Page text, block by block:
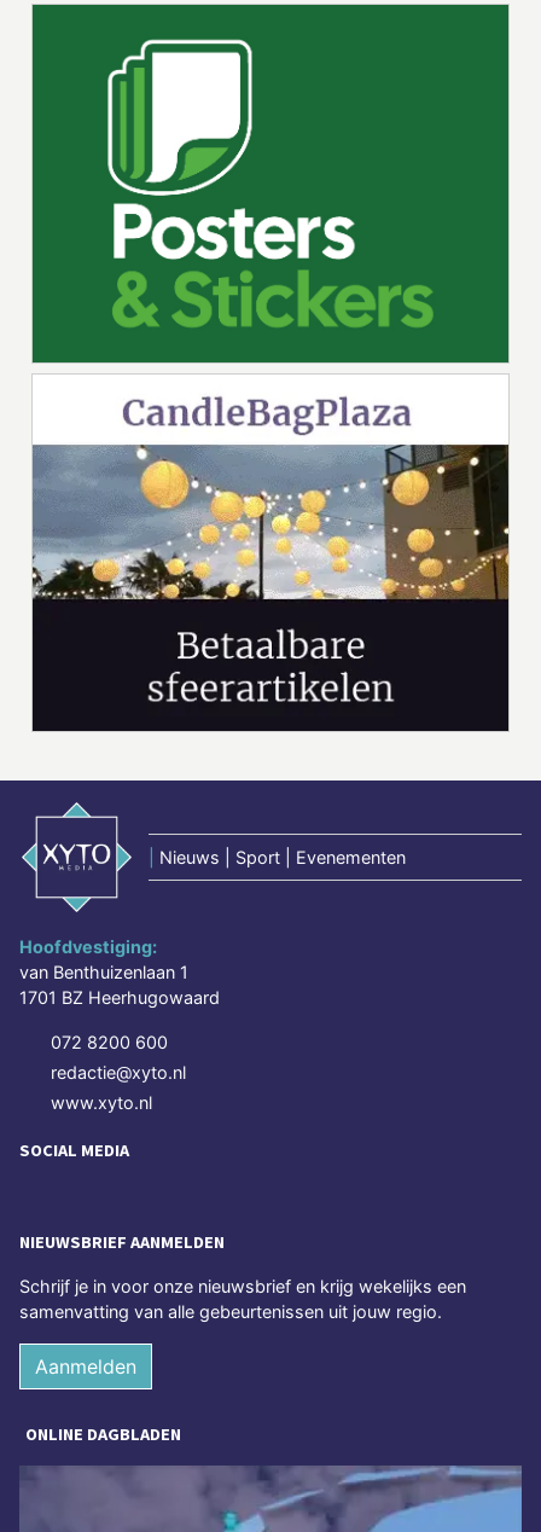
Nieuws | Sport | Evenementen
Hoofdvestiging:
van Benthuizenlaan 1
1701 BZ Heerhugowaard
072 8200 600
redactie@xyto.nl
www.xyto.nl
SOCIAL MEDIA
NIEUWSBRIEF AANMELDEN
Schrijf je in voor onze nieuwsbrief en krijg wekelijks een
samenvatting van alle gebeurtenissen uit jouw regio.
Aanmelden
ONLINE DAGBLADEN